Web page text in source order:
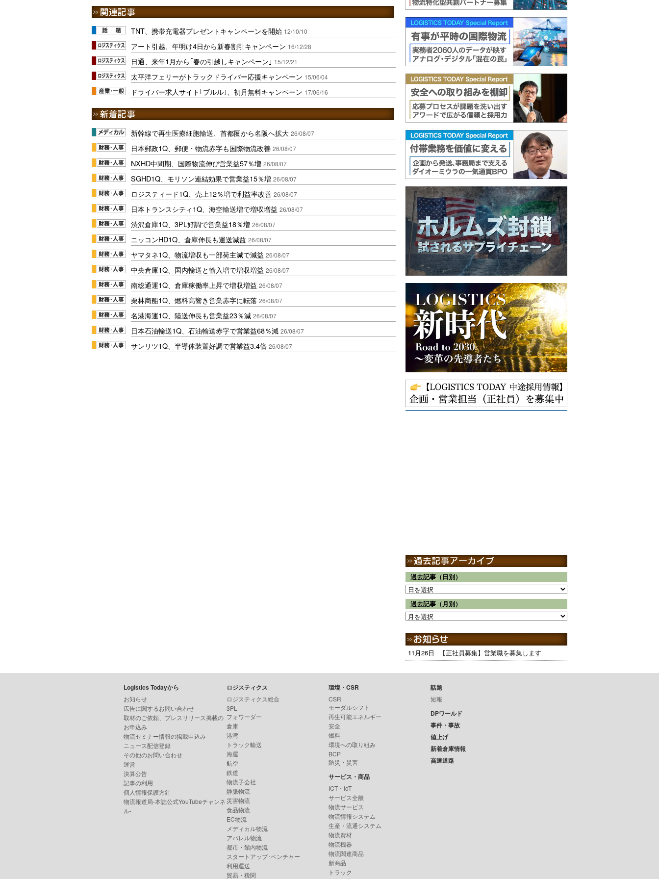
TNT、携帯充電器プレゼントキャンペーンを開始 12/10/10
アート引越、年明け4日から新春割引キャンペーン 16/12/28
日通、来年1月から｢春の引越しキャンペーン｣ 15/12/21
太平洋フェリーがトラックドライバー応援キャンペーン 15/06/04
ドライバー求人サイト｢ブルル｣、初月無料キャンペーン 17/06/16
新幹線で再生医療細胞輸送、首都圏から名阪へ拡大 26/08/07
日本郵政1Q、郵便・物流赤字も国際物流改善 26/08/07
NXHD中間期、国際物流伸び営業益57％増 26/08/07
SGHD1Q、モリソン連結効果で営業益15％増 26/08/07
ロジスティード1Q、売上12％増で利益率改善 26/08/07
日本トランスシティ1Q、海空輸送増で増収増益 26/08/07
渋沢倉庫1Q、3PL好調で営業益18％増 26/08/07
ニッコンHD1Q、倉庫伸長も運送減益 26/08/07
ヤマタネ1Q、物流増収も一部荷主減で減益 26/08/07
中央倉庫1Q、国内輸送と輸入増で増収増益 26/08/07
南総通運1Q、倉庫稼働率上昇で増収増益 26/08/07
栗林商船1Q、燃料高響き営業赤字に転落 26/08/07
名港海運1Q、陸送伸長も営業益23％減 26/08/07
日本石油輸送1Q、石油輸送赤字で営業益68％減 26/08/07
サンリツ1Q、半導体装置好調で営業益3.4倍 26/08/07
過去記事（日別）
過去記事（月別）
11月26日 【正社員募集】営業職を募集します
Logistics Todayから
お知らせ
広告に関するお問い合わせ
取材のご依頼、プレスリリース掲載の
お申込み
物流セミナー情報の掲載申込み
ニュース配信登録
その他のお問い合わせ
運営
決算公告
記事の利用
個人情報保護方針
物流報道局-本誌公式YouTubeチャンネ
ル-
ロジスティクス
ロジスティクス総合
3PL
フォワーダー
倉庫
港湾
トラック輸送
海運
航空
鉄道
物流子会社
静脈物流
災害物流
食品物流
EC物流
メディカル物流
アパレル物流
都市・館内物流
スタートアップ･ベンチャー
利用運送
貿易・税関
環境・CSR
CSR
モーダルシフト
再生可能エネルギー
安全
燃料
環境への取り組み
BCP
防災・災害
サービス・商品
ICT・IoT
サービス全般
物流サービス
物流情報システム
生産・流通システム
物流資材
物流機器
物流関連商品
新商品
トラック
話題
短報
DPワールド
事件・事故
値上げ
新着倉庫情報
高速道路